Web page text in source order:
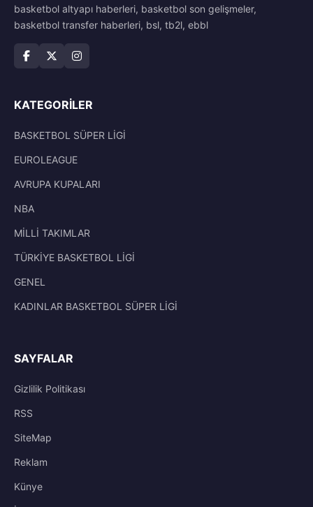
basketbol altyapı haberleri, basketbol son gelişmeler,
basketbol transfer haberleri, bsl, tb2l, ebbl
KATEGORILER
BASKETBOL SÜPER LİGİ
EUROLEAGUE
AVRUPA KUPALARI
NBA
MİLLİ TAKIMLAR
TÜRKİYE BASKETBOL LİGİ
GENEL
KADINLAR BASKETBOL SÜPER LİGİ
SAYFALAR
Gizlilik Politikası
RSS
SiteMap
Reklam
Künye